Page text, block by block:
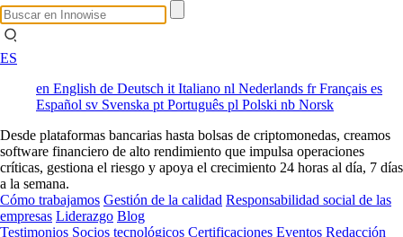
ES
en English de Deutsch it Italiano nl Nederlands frFrançais es
Español sv Svenska pt Português pl Polski nb Norsk
Desde plataformas bancarias hasta bolsas de criptomonedas, creamos
software financiero de alto rendimiento que impulsa operaciones
críticas, gestiona el riesgo y apoya el crecimiento 24 horas al día, 7 días
a la semana.
Cómo trabajamos Gestión de la calidad Responsabilidad social de las
empresas Liderazgo Blog
Testimonios Socios tecnológicos Certificaciones Eventos Redacción